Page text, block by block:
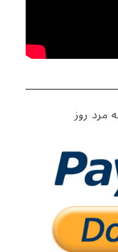
مرد روز